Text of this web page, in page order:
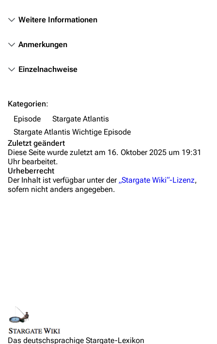
Autorenportal
Themengruppen
Wiki-Diskussion
Anfragen
Administrations-Übersicht
Löschantrag
Vandalismus melden
IRC-Channel Permanenter Link
Weitere Informationen
Anmerkungen
Einzelnachweise
Zusammenfassung
Objekte
Ereignisse
Kategorien:
Episode
Stargate Atlantis
Stargate Atlantis Wichtige Episode
Zuletzt geändert
Diese Seite wurde zuletzt am 16. Oktober 2025 um 19:31
Uhr bearbeitet.
Urheberrecht
Der Inhalt ist verfügbar unter der „Stargate Wiki“-Lizenz,
sofern nicht anders angegeben.
Das deutschsprachige Stargate-Lexikon